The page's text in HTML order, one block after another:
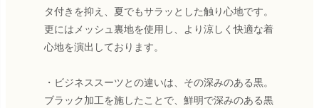
タ付きを抑え、夏でもサラッとした触り心地です。
更にはメッシュ裏地を使用し、より涼しく快適な着
心地を演出しております。
・ビジネススーツとの違いは、その深みのある黒。
ブラック加工を施したことで、鮮明で深みのある黒